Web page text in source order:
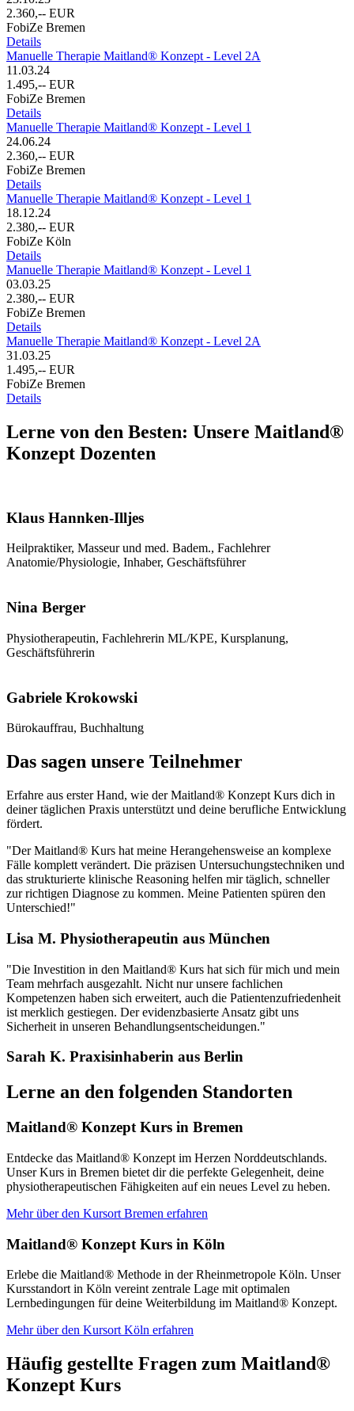
2.360,-- EUR
FobiZe Bremen
Details
Manuelle Therapie Maitland® Konzept - Level 2A
11.03.24
1.495,-- EUR
FobiZe Bremen
Details
Manuelle Therapie Maitland® Konzept - Level 1
24.06.24
2.360,-- EUR
FobiZe Bremen
Details
Manuelle Therapie Maitland® Konzept - Level 1
18.12.24
2.380,-- EUR
FobiZe Köln
Details
Manuelle Therapie Maitland® Konzept - Level 1
03.03.25
2.380,-- EUR
FobiZe Bremen
Details
Manuelle Therapie Maitland® Konzept - Level 2A
31.03.25
1.495,-- EUR
FobiZe Bremen
Details
Lerne von den Besten: Unsere Maitland®
Konzept Dozenten
Klaus Hannken-Illjes
Heilpraktiker, Masseur und med. Badem., Fachlehrer
Anatomie/Physiologie, Inhaber, Geschäftsführer
Nina Berger
Physiotherapeutin, Fachlehrerin ML/KPE, Kursplanung,
Geschäftsführerin
Gabriele Krokowski
Bürokauffrau, Buchhaltung
Das sagen unsere Teilnehmer
Erfahre aus erster Hand, wie der Maitland® Konzept Kurs dich in
deiner täglichen Praxis unterstützt und deine berufliche Entwicklung
fördert.
"Der Maitland® Kurs hat meine Herangehensweise an komplexe
Fälle komplett verändert. Die präzisen Untersuchungstechniken und
das strukturierte klinische Reasoning helfen mir täglich, schneller
zur richtigen Diagnose zu kommen. Meine Patienten spüren den
Unterschied!"
Lisa M. Physiotherapeutin aus München
"Die Investition in den Maitland® Kurs hat sich für mich und mein
Team mehrfach ausgezahlt. Nicht nur unsere fachlichen
Kompetenzen haben sich erweitert, auch die Patientenzufriedenheit
ist merklich gestiegen. Der evidenzbasierte Ansatz gibt uns
Sicherheit in unseren Behandlungsentscheidungen."
Sarah K. Praxisinhaberin aus Berlin
Lerne an den folgenden Standorten
Maitland® Konzept Kurs in Bremen
Entdecke das Maitland® Konzept im Herzen Norddeutschlands.
Unser Kurs in Bremen bietet dir die perfekte Gelegenheit, deine
physiotherapeutischen Fähigkeiten auf ein neues Level zu heben.
Mehr über den Kursort Bremen erfahren
Maitland® Konzept Kurs in Köln
Erlebe die Maitland® Methode in der Rheinmetropole Köln. Unser
Kursstandort in Köln vereint zentrale Lage mit optimalen
Lernbedingungen für deine Weiterbildung im Maitland® Konzept.
Mehr über den Kursort Köln erfahren
Häufig gestellte Fragen zum Maitland®
Konzept Kurs